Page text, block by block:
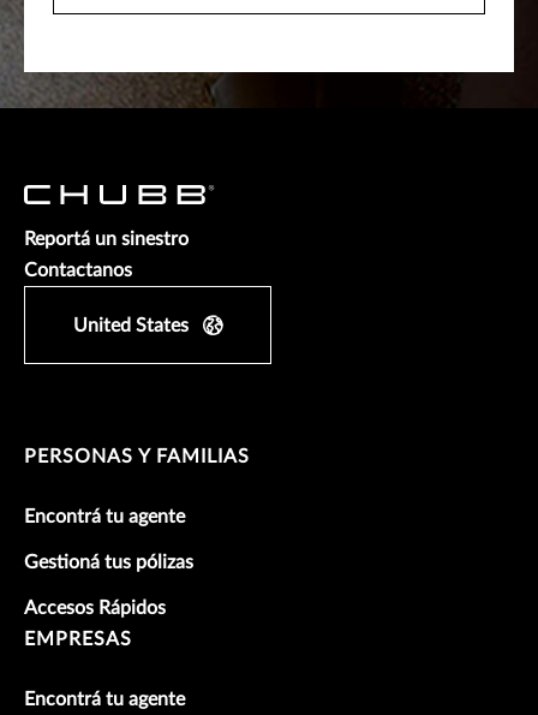
Reportá un sinestro
Contactanos
United States
PERSONAS Y FAMILIAS
Encontrá tu agente
Gestioná tus pólizas
Accesos Rápidos
EMPRESAS
Encontrá tu agente